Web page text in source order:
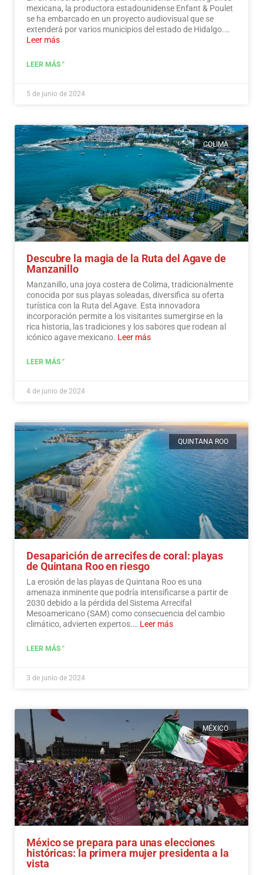
mexicana, la productora estadounidense Enfant & Poulet
se ha embarcado en un proyecto audiovisual que se
extenderá por varios municipios del estado de Hidalgo.…
Leer más
LEER MÁS "
5 de junio de 2024
COLIMA
Descubre la magia de la Ruta del Agave de
Manzanillo
Manzanillo, una joya costera de Colima, tradicionalmente
conocida por sus playas soleadas, diversifica su oferta
turística con la Ruta del Agave. Esta innovadora
incorporación permite a los visitantes sumergirse en la
rica historia, las tradiciones y los sabores que rodean al
icónico agave mexicano. Leer más
LEER MÁS "
4 de junio de 2024
QUINTANA ROO
Desaparición de arrecifes de coral: playas
de Quintana Roo en riesgo
La erosión de las playas de Quintana Roo es una
amenaza inminente que podría intensificarse a partir de
2030 debido a la pérdida del Sistema Arrecifal
Mesoamericano (SAM) como consecuencia del cambio
climático, advierten expertos.… Leer más
LEER MÁS "
3 de junio de 2024
MÉXICO
México se prepara para unas elecciones
históricas: la primera mujer presidenta a la
vista